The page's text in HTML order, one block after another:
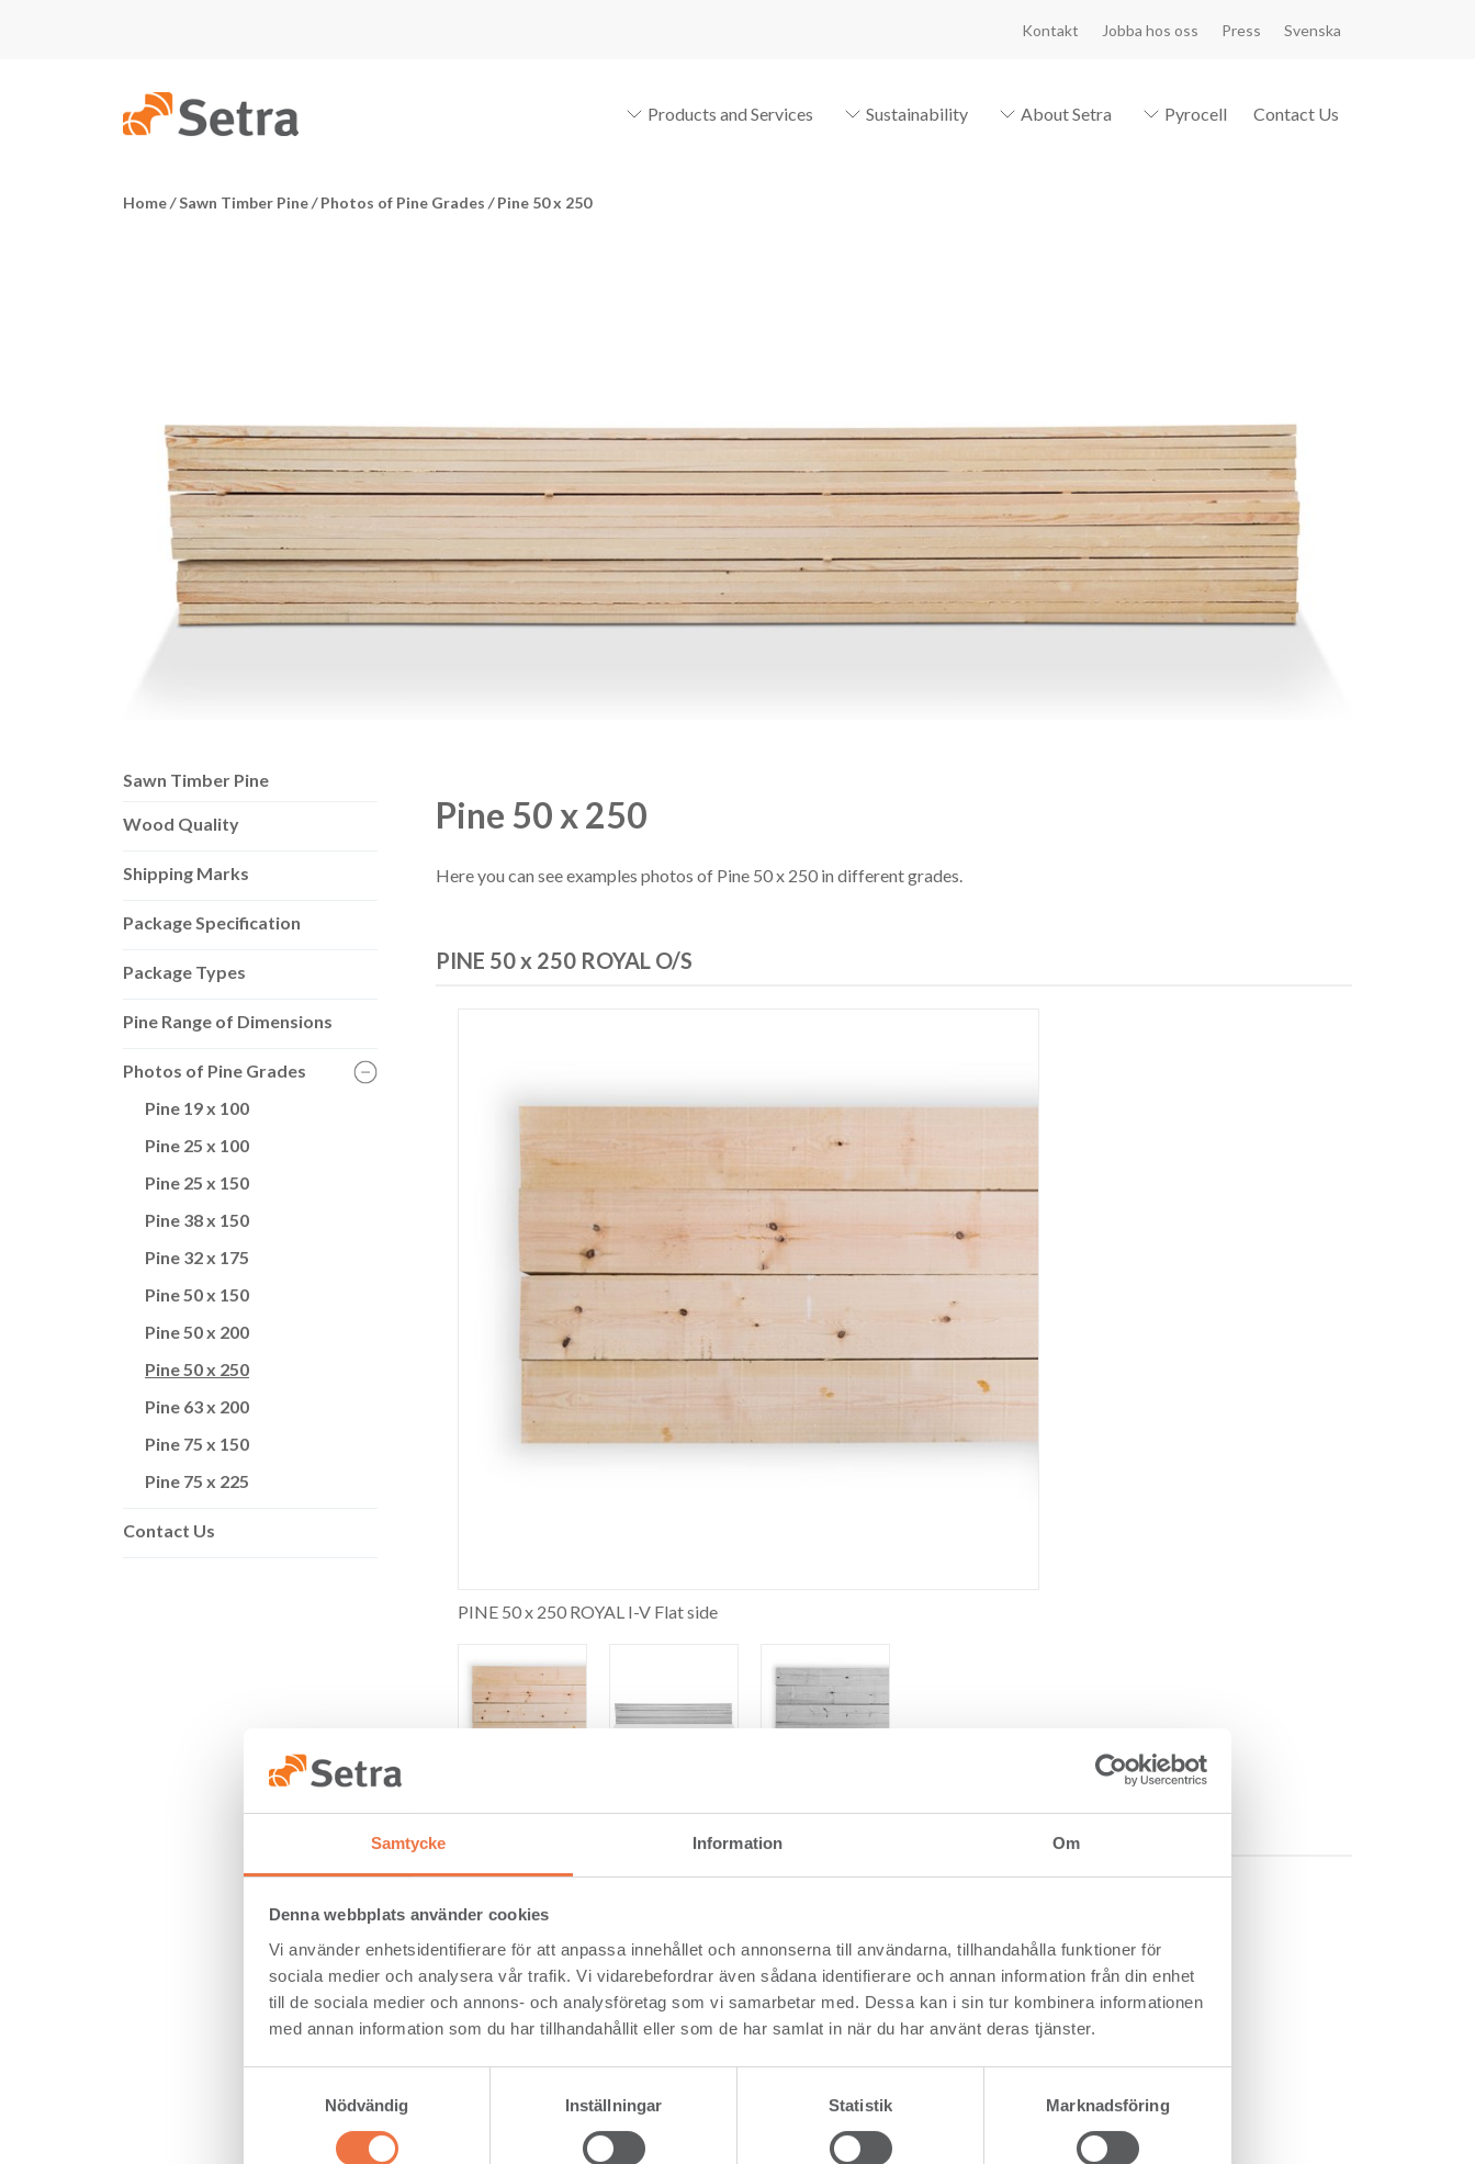
Samtycke Information Om
Denna webbplats använder cookies
Vi använder enhetsidentifierare för att anpassa innehållet och annonserna till användarna, tillhandahålla funktioner för
sociala medier och analysera vår trafik. Vi vidarebefordrar även sådana identifierare och annan information från din enhet
till de sociala medier och annons- och analysföretag som vi samarbetar med. Dessa kan i sin tur kombinera informationen
med annan information som du har tillhandahållit eller som de har samlat in när du har använt deras tjänster.
Nödvändig
Inställningar Statistik Marknadsföring
Kontakt Jobba hos oss Press Svenska
Products and Services Sustainability About Setra Pyrocell Contact Us
Home/Sawn Timber Pine/ Photos of Pine Grades / Pine 50 x 250
Sawn Timber Pine
Wood Quality
Shipping Marks
Package Specification
Package Types
Pine Range of Dimensions
Photos of Pine Grades
Pine 19 x 100
Pine 25 x 100
Pine 25 x 150
Pine 38 x 150
Pine 32 x 175
Pine 50 x 150
Pine 50 x 200
Pine 50 x 250
Pine 63 x 200
Pine 75 x 150
Pine 75 x 225
Contact Us
Pine 50 x 250
Here you can see examples photos of Pine 50 x 250 in different grades.
PINE 50 x 250 ROYAL O/S
PINE 50 x 250 ROYAL I-V Flat side